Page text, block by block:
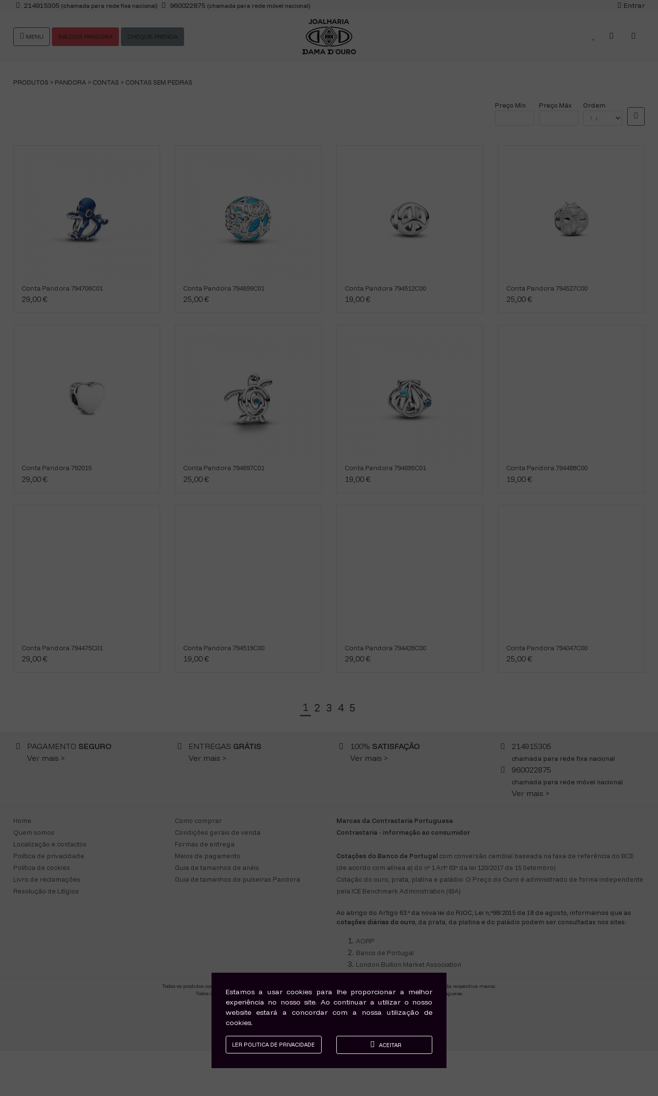
214915305 (chamada para rede fixa nacional) 960022875 (chamada para rede móvel nacional) Entrar
MENU SALDOS PANDORA CHEQUE-PRENDA
PRODUTOS > PANDORA > CONTAS > CONTAS SEM PEDRAS
Preço Mín Preço Máx Ordem
Conta Pandora 794706C01
29,00 €
Conta Pandora 794699C01
25,00 €
Conta Pandora 794512C00
19,00 €
Conta Pandora 794527C00
25,00 €
Conta Pandora 792015
29,00 €
Conta Pandora 794697C01
25,00 €
Conta Pandora 794695C01
19,00 €
Conta Pandora 794488C00
19,00 €
Conta Pandora 794475C01
29,00 €
Conta Pandora 794519C00
19,00 €
Conta Pandora 794426C00
29,00 €
Conta Pandora 794047C00
25,00 €
1 2 3 4 5
PAGAMENTO SEGURO
Ver mais >
ENTREGAS GRÁTIS
Ver mais >
100% SATISFAÇÃO
Ver mais >
214915305
chamada para rede fixa nacional
960022875
chamada para rede móvel nacional
Ver mais >
Home
Quem somos
Localização e contactos
Política de privacidade
Política de cookies
Livro de reclamações
Resolução de Litígios
Como comprar
Condições gerais de venda
Formas de entrega
Meios de pagamento
Guia de tamanhos de anéis
Guia de tamanhos de pulseiras Pandora
Marcas da Contrastaria Portuguesa
Contrastaria - informação ao consumidor
Cotações do Banco de Portugal com conversão cambial baseada na taxa de referência do BCE
(de acordo com alínea a) do nº 1 Artº 63º da lei 120/2017 de 15 Setembro)
Cotação do ouro, prata, platina e paládio: O Preço do Ouro é administrado de forma independente
pela ICE Benchmark Administration (IBA)
Ao abrigo do Artigo 63.º da nova lei do RJOC, Lei n,º98/2015 de 18 de agosto, informamos que as
cotações diárias do ouro , da prata, da platina e do paládio podem ser consultadas nos sites:
AORP
Banco de Portugal
London Bullion Market Association
Todos os produtos comercializados pela Joalharia Dama D'Ouro são novos, genuínos e com Garantia de Autenticidade da respectiva marca.
Todos os produtos comercializados Joalharia Dama D'Ouro estão em conformidade com a legislação portuguesa.
CAE 47770.Titulo de actividade Retalhista de Ourivesaria-Site T9784
©2018 Maria João & Pires Lda. | Powered by
Estamos a usar cookies para lhe proporcionar a melhor
experiência no nosso site. Ao continuar a utilizar o nosso
website estará a concordar com a nossa utilização de
cookies.
LER POLITICA DE PRIVACIDADE ACEITAR